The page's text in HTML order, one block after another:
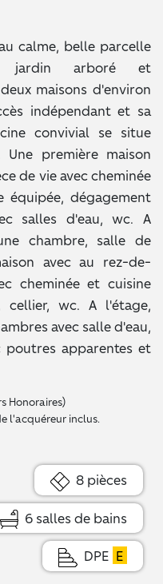
calme, belle parcelle
jardin arboré et
maisons d'environ
indépendant et sa
convivial se situe
première maison
de vie avec cheminée
équipée, dégagement
salles d'eau, wc. A
chambre, salle de
avec au rez-de-
cheminée et cuisine
cellier, wc. A l'étage,
avec salle d'eau,
poutres apparentes et
Honoraires)
l'acquéreur inclus.
8 pièces
6 salles de bains
DPE E